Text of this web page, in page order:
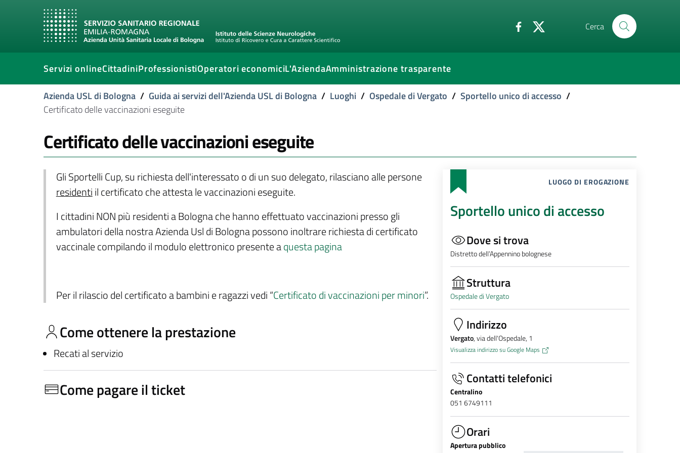
Cerca
Servizi onlineCittadiniProfessionistiOperatori economiciL'AziendaAmministrazione trasparente
Azienda USL di Bologna / Guida ai servizi dell'Azienda USL di Bologna / Luoghi / Ospedale di Vergato / Sportello unico di accesso /
Certificato delle vaccinazioni eseguite
Certificato delle vaccinazioni eseguite
Gli Sportelli Cup, su richiesta dell'interessato o di un suo delegato, rilasciano alle persone
residentiil certificato che attesta le vaccinazioni eseguite.
I cittadini NON più residenti a Bologna che hanno effettuato vaccinazioni presso gli
ambulatori della nostra Azienda Usl di Bologna possono inoltrare richiesta di certificato
vaccinale compilando il modulo elettronico presente aquesta pagina
Per il rilascio del certificato a bambini e ragazzi vedi “Certificato di vaccinazioni per minori”.
Come ottenere la prestazione
Recati al servizio
Come pagare il ticket
LUOGO DI EROGAZIONE
Sportello unico di accesso
Dove si trova
Distretto dell’Appennino bolognese
Struttura
Ospedale di Vergato
Indirizzo
Vergato, via dell'Ospedale, 1
Visualizza indirizzo su Google Maps
Contatti telefonici
Centralino
051 6749111
Orari
Apertura pubblico